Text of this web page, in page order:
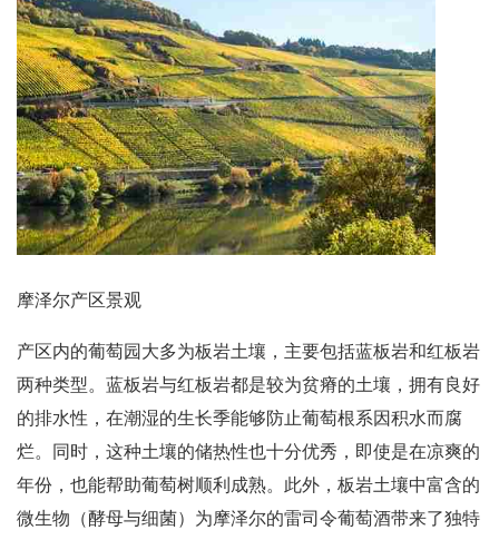
摩泽尔产区景观
产区内的葡萄园大多为板岩土壤，主要包括蓝板岩和红板岩
两种类型。蓝板岩与红板岩都是较为贫瘠的土壤，拥有良好
的排水性，在潮湿的生长季能够防止葡萄根系因积水而腐
烂。同时，这种土壤的储热性也十分优秀，即使是在凉爽的
年份，也能帮助葡萄树顺利成熟。此外，板岩土壤中富含的
微生物（酵母与细菌）为摩泽尔的雷司令葡萄酒带来了独特